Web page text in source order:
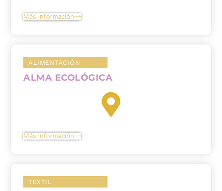
Más información
ALIMENTACIÓN
ALMA ECOLÓGICA
Más información
TEXTIL